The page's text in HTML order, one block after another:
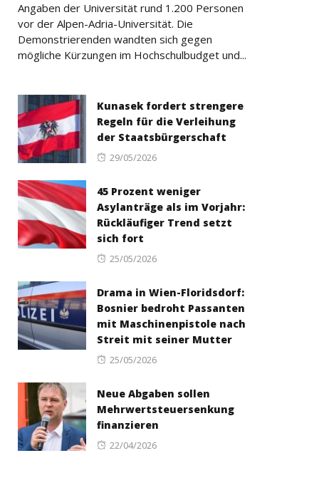
Angaben der Universität rund 1.200 Personen
vor der Alpen-Adria-Universität. Die
Demonstrierenden wandten sich gegen
mögliche Kürzungen im Hochschulbudget und...
Kunasek fordert strengere
Regeln für die Verleihung
der Staatsbürgerschaft
Posted
29/05/2026
45 Prozent weniger
Asylanträge als im Vorjahr:
Rückläufiger Trend setzt
sich fort
Posted
25/05/2026
Drama in Wien-Floridsdorf:
Bosnier bedroht Passanten
mit Maschinenpistole nach
Streit mit seiner Mutter
Posted
25/05/2026
Neue Abgaben sollen
Mehrwertsteuersenkung
finanzieren
Posted
22/04/2026